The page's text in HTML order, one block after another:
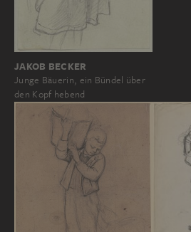
JAKOB BECKER
Junge Bäuerin, ein Bündel über
den Kopf hebend